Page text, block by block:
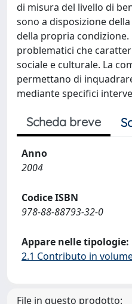
di misura del livello di
sono a disposizione
della propria condizione.
problematici che
sociale e culturale. La
permettano di
mediante specifici
Scheda breve
Anno
2004
Codice ISBN
978-88-88793-32-0
Appare nelle tipologie:
2.1 Contributo in
File in questo prodotto: